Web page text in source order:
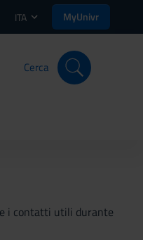
ITA MyUnivr
Cerca
i contatti utili durante